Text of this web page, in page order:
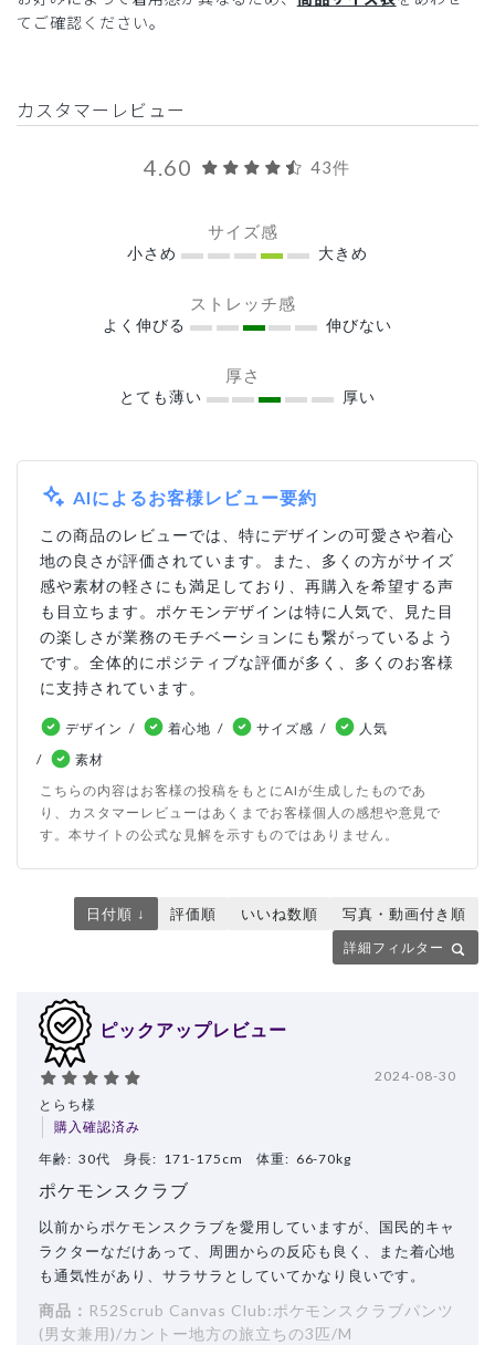
てご確認ください。
カスタマーレビュー
4.60 43件
サイズ感
小さめ 大きめ
ストレッチ感
よく伸びる 伸びない
厚さ
とても薄い 厚い
AIによるお客様レビュー要約
この商品のレビューでは、特にデザインの可愛さや着心
地の良さが評価されています。また、多くの方がサイズ
感や素材の軽さにも満足しており、再購入を希望する声
も目立ちます。ポケモンデザインは特に人気で、見た目
の楽しさが業務のモチベーションにも繋がっているよう
です。全体的にポジティブな評価が多く、多くのお客様
に支持されています。
デザイン 着心地 サイズ感
人気
素材
こちらの内容はお客様の投稿をもとにAIが生成したものであ
り、カスタマーレビューはあくまでお客様個人の感想や意見で
す。本サイトの公式な見解を示すものではありません。
詳細フィルター
日付順 ↓ 評価順 いいね数順 写真・動画付き順
ピックアップレビュー
とらち様
購入確認済み
2024-08-30
年齢: 30代 身長: 171-175cm 体重: 66-70kg
ポケモンスクラブ
以前からポケモンスクラブを愛用していますが、国民的キャ
ラクターなだけあって、周囲からの反応も良く、また着心地
も通気性があり、サラサラとしていてかなり良いです。
商品： R52Scrub Canvas Club:ポケモンスクラブパンツ
(男女兼用)/カントー地方の旅立ちの3匹/M